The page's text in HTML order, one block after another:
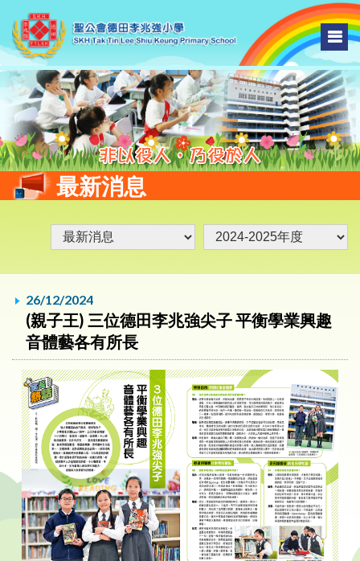
最新消息
26/12/2024
(親子王) 三位德田李兆強尖子 平衡學業興趣
音體藝各有所長